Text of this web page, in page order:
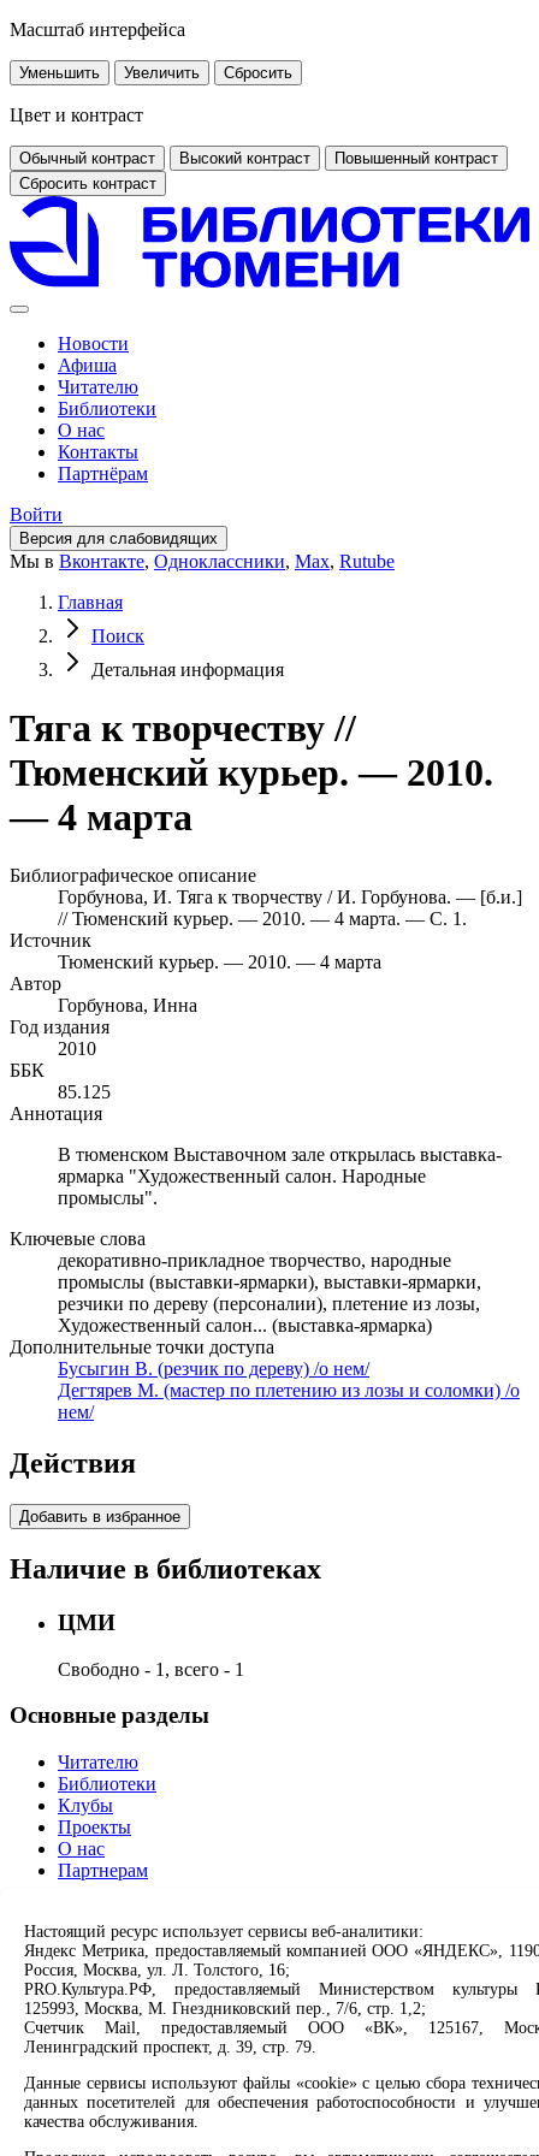
Масштаб интерфейса
Уменьшить Увеличить Сбросить
Цвет и контраст
Обычный контраст Высокий контраст
Повышенный контраст
Сбросить контраст
Новости
Афиша
Читателю
Библиотеки
О нас
Контакты
Партнёрам
Войти
Версия для слабовидящих
Мы в Вконтакте, Одноклассники, Max, Rutube
Главная
Поиск
Детальная информация
Тяга к творчеству //
Тюменский курьер. — 2010.
— 4 марта
Библиографическое описание
Горбунова, И. Тяга к творчеству / И. Горбунова. — [б.и.]
// Тюменский курьер. — 2010. — 4 марта. — С. 1.
Источник
Тюменский курьер. — 2010. — 4 марта
Автор
Горбунова, Инна
Год издания
2010
ББК
85.125
Аннотация
В тюменском Выставочном зале открылась выставка-
ярмарка "Художественный салон. Народные
промыслы".
Ключевые слова
декоративно-прикладное творчество, народные
промыслы (выставки-ярмарки), выставки-ярмарки,
резчики по дереву (персоналии), плетение из лозы,
Художественный салон... (выставка-ярмарка)
Дополнительные точки доступа
Бусыгин В. (резчик по дереву) /о нем/
Дегтярев М. (мастер по плетению из лозы и соломки) /о
нем/
Действия
Добавить в избранное
Наличие в библиотеках
ЦМИ
Свободно - 1, всего - 1
Основные разделы
Читателю
Библиотеки
Клубы
Проекты
О нас
Партнерам
Продлить книгу
Спроси библиотекаря
Спроси краеведа
Оцените качество услуг
Направить обращение директору
Соцсети
Настоящий ресурс использует сервисы веб-аналитики:
Яндекс Метрика, предоставляемый компанией ООО «ЯНДЕКС»,
Россия, Москва, ул. Л. Толстого, 16;
PRO.Культура.РФ, предоставляемый Министерством культуры
125993, Москва, М. Гнездниковский пер., 7/6, стр. 1,2;
Счетчик Mail, предоставляемый ООО «ВК», 125167,
Ленинградский проспект, д. 39, стр. 79.
Данные сервисы используют файлы «cookie» с целью сбора
данных посетителей для обеспечения работоспособности и
качества обслуживания.